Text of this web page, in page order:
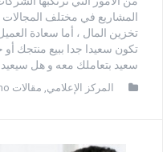
المشاريع في مختلف المجالات ،
تخزين المال ، أما سعادة
تكون سعيدا جدا ببيع منتجك
سعيد بتعاملك معه و هل سيعيد
المركز الإعلامي , مقالات Amo